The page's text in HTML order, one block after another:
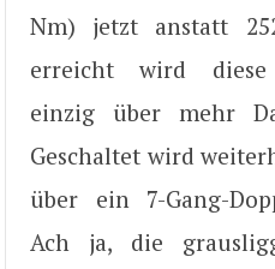
Nm) jetzt anstatt
erreicht wird diese
einzig über mehr
Geschaltet wird
über ein 7-Gang-
Ach ja, die